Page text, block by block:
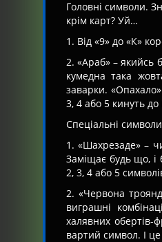
Головні символи.
крім карт? Уй…
1. Від «9» до «К»
2. «Араб» – якийсь
кумедна така
заварки.
3, 4 або 5 кинуть до
Спеціальні
1. «Шахрезаде» –
Заміщає будь що, і
2, 3, 4 або 5
2. «Червона
виграшні
халявних
вартий символ. І